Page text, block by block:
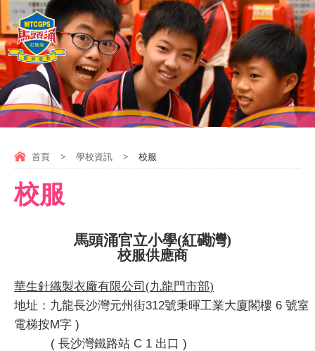
首頁 > 學校資訊 > 校服
校服
馬頭涌官立小學(紅磡灣)
校服供應商
華生針織製衣廠有限公司 (九龍門市部)
地址： 九龍長沙灣元州街312號秉暉工業大廈閣樓 6 號室
電梯按M字 )
( 長沙灣鐵路站 C 1 出口 )